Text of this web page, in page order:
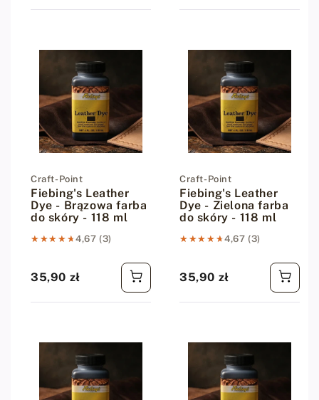
Dostawca:
Craft-Point
Fiebing's Leather
Dye - Brązowa farba
do skóry - 118 ml
★★★★★
★★★★★4,67 (3)
Cena regularna
35,90 zł
Dostawca:
Craft-Point
Fiebing's Leather
Dye - Zielona farba
do skóry - 118 ml
★★★★★
★★★★★4,67 (3)
Cena regularna
35,90 zł